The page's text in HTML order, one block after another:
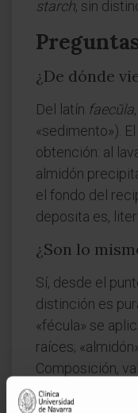
starch, sin
¿De dónde
Del latín faecŭla
«sedimento»).
obtención: al
almidón
el fondo del
deposita es,
¿Son lo
Sí, desde el
distinción es
«fécula» se
raíces;
Composición,
digestivas son